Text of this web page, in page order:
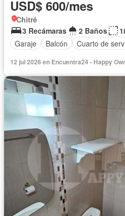
USD$ 600/mes
Chitré
3 Recámaras
2 Baños
Garaje
Balcón Cuarto de
12 jul 2026 en Encuentra24 - Happy